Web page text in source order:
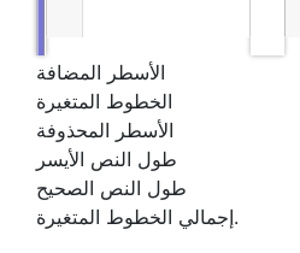
الأسطر المضافة
الخطوط المتغيرة
الأسطر المحذوفة
طول النص الأيسر
طول النص الصحيح
إجمالي الخطوط المتغيرة.